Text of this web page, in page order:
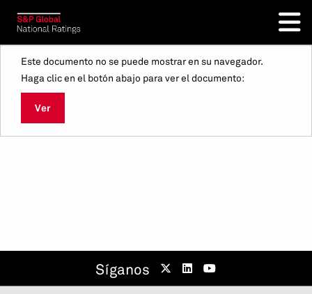
Este documento no se puede mostrar en su navegador.
Haga clic en el botón abajo para ver el documento:
Ver
Síganos